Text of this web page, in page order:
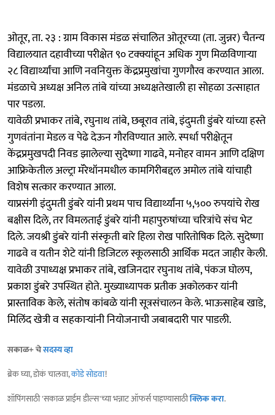
ओतूर, ता. २३ : ग्राम विकास मंडळ संचालित ओतूरच्या (ता. जुन्नर) चैतन्य
विद्यालयात दहावीच्या परीक्षेत ९० टक्क्यांहून अधिक गुण मिळविणाऱ्या
२८ विद्यार्थ्यांचा आणि नवनियुक्त केंद्रप्रमुखांचा गुणगौरव करण्यात आला.
मंडळाचे अध्यक्ष अनिल तांबे यांच्या अध्यक्षतेखाली हा सोहळा उत्साहात
पार पडला.
यावेळी प्रभाकर तांबे, रघुनाथ तांबे, छबूराव तांबे, इंदुमती डुंबरे यांच्या हस्ते
गुणवंतांना मेडल व पेढे देऊन गौरविण्यात आले. स्पर्धा परीक्षेतून
केंद्रप्रमुखपदी निवड झालेल्या सुदेष्णा गाढवे, मनोहर वामन आणि दक्षिण
आफ्रिकेतील अल्ट्रा मॅरेथॉनमधील कामगिरीबद्दल अमोल तांबे यांचाही
विशेष सत्कार करण्यात आला.
याप्रसंगी इंदुमती डुंबरे यांनी प्रथम पाच विद्यार्थ्यांना ५,५०० रुपयांचे रोख
बक्षीस दिले, तर विमलताई डुंबरे यांनी महापुरुषांच्या चरित्रांचे संच भेट
दिले. जयश्री डुंबरे यांनी संस्कृती बारे हिला रोख पारितोषिक दिले. सुदेष्णा
गाढवे व यतीन शेटे यांनी डिजिटल स्कूलसाठी आर्थिक मदत जाहीर केली.
यावेळी उपाध्यक्ष प्रभाकर तांबे, खजिनदार रघुनाथ तांबे, पंकज घोलप,
प्रकाश डुंबरे उपस्थित होते. मुख्याध्यापक प्रतीक अकोलकर यांनी
प्रास्ताविक केले, संतोष कांबळे यांनी सूत्रसंचालन केले. भाऊसाहेब खाडे,
मिलिंद खेत्री व सहकाऱ्यांनी नियोजनाची जबाबदारी पार पाडली.
सकाळ+ चेसदस्य व्हा
ब्रेक घ्या, डोकं चालवा,कोडे सोडवा!
शॉपिंगसाठी 'सकाळ प्राईम डील्स'च्या भन्नाट ऑफर्स पाहण्यासाठीक्लिक करा.